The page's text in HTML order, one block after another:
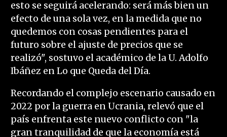
esto se seguirá acelerando: será más bien un
efecto de una sola vez, en la medida que no
quedemos con cosas pendientes para el
futuro sobre el ajuste de precios que se
realizó", sostuvo el académico de la U. Adolfo
Ibáñez en Lo que Queda del Día.
Recordando el complejo escenario causado en
2022 por la guerra en Ucrania, relevó que el
país enfrenta este nuevo conflicto con "la
gran tranquilidad de que la economía está